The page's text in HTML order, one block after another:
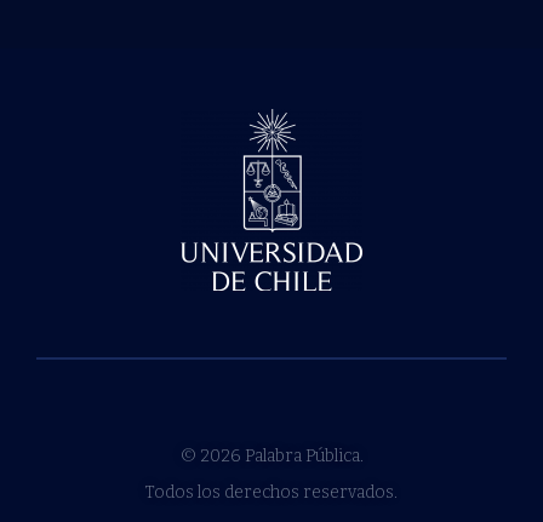
© 2026 Palabra Pública.
Todos los derechos reservados.